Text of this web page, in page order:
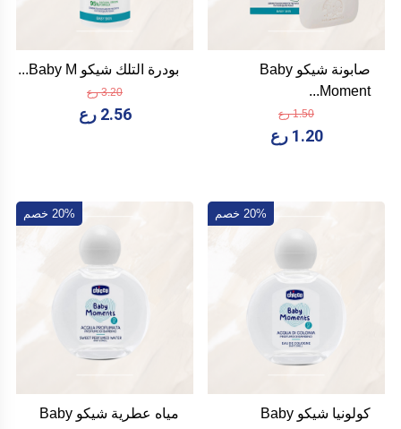
صابونة شيكو Baby
Moment...
1.50 رع
1.20 رع
بودرة التلك شيكو Baby M...
3.20 رع
2.56 رع
20% خصم
كولونيا شيكو Baby
20% خصم
مياه عطرية شيكو Baby